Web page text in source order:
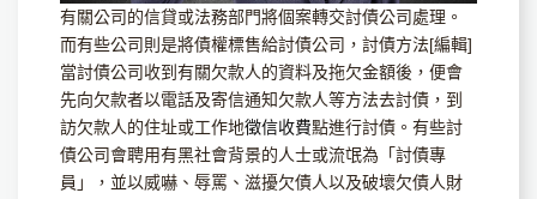
有關公司的信貸或法務部門將個案轉交討債公司處理。
而有些公司則是將債權標售給討債公司，討債方法[編輯]
當討債公司收到有關欠款人的資料及拖欠金額後，便會
先向欠款者以電話及寄信通知欠款人等方法去討債，到
訪欠款人的住址或工作地徵信收費點進行討債。有些討
債公司會聘用有黑社會背景的人士或流氓為「討債專
員」，並以威嚇、辱罵、滋擾欠債人以及破壞欠債人財